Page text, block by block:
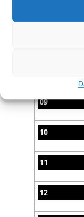
09
10
11
12